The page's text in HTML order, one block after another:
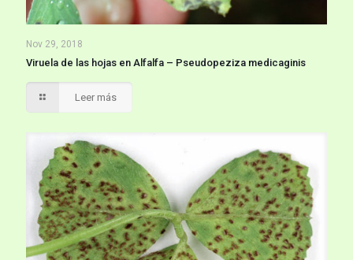
Nov 29, 2018
Viruela de las hojas en Alfalfa – Pseudopeziza medicaginis
Leer más